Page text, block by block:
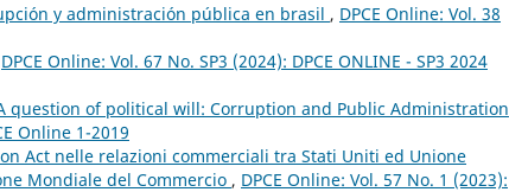
y administración pública en brasil , DPCE Online: Vol. 38
DPCE Online: Vol. 67 No. SP3 (2024): DPCE ONLINE - SP3 2024
question of political will: Corruption and Public Administration
Online 1-2019
Act nelle relazioni commerciali tra Stati Uniti ed Unione
Mondiale del Commercio , DPCE Online: Vol. 57 No. 1 (2023):